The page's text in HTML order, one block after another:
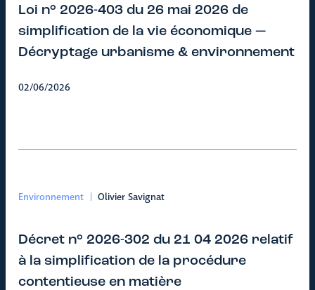
Loi n° 2026-403 du 26 mai 2026 de
simplification de la vie économique —
Décryptage urbanisme & environnement
02/06/2026
Environnement Olivier Savignat
Décret n° 2026-302 du 21 04 2026 relatif
à la simplification de la procédure
contentieuse en matière